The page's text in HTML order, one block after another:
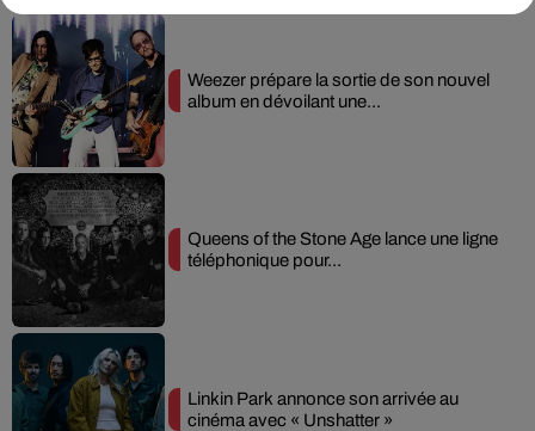
Weezer prépare la sortie de son nouvel
album en dévoilant une...
Queens of the Stone Age lance une ligne
téléphonique pour...
Linkin Park annonce son arrivée au
cinéma avec « Unshatter »